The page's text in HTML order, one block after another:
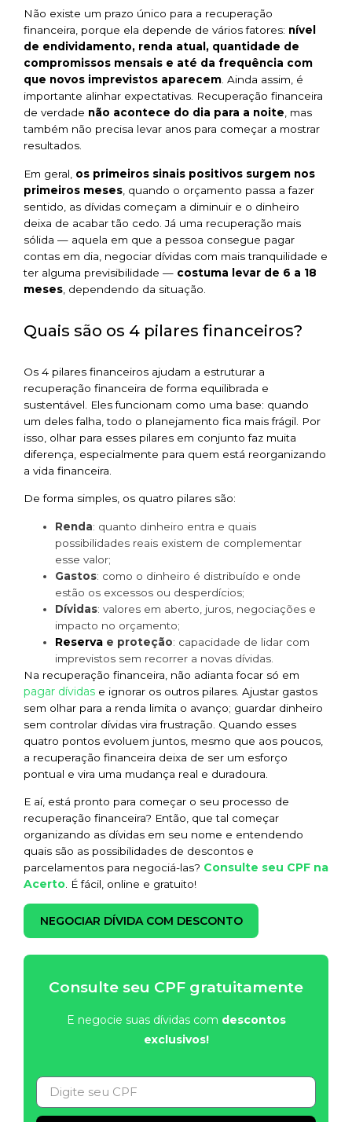
Não existe um prazo único para a recuperação
financeira, porque ela depende de vários fatores: nível
de endividamento, renda atual, quantidade de
compromissos mensais e até da frequência com
que novos imprevistos aparecem. Ainda assim, é
importante alinhar expectativas. Recuperação financeira
de verdade não acontece do dia para a noite, mas
também não precisa levar anos para começar a mostrar
resultados.
Em geral, os primeiros sinais positivos surgem nos
primeiros meses , quando o orçamento passa a fazer
sentido, as dívidas começam a diminuir e o dinheiro
deixa de acabar tão cedo. Já uma recuperação mais
sólida — aquela em que a pessoa consegue pagar
contas em dia, negociar dívidas com mais tranquilidade e
ter alguma previsibilidade — costuma levar de 6 a 18
meses , dependendo da situação.
Quais são os 4 pilares financeiros?
Os 4 pilares financeiros ajudam a estruturar a
recuperação financeira de forma equilibrada e
sustentável. Eles funcionam como uma base: quando
um deles falha, todo o planejamento fica mais frágil. Por
isso, olhar para esses pilares em conjunto faz muita
diferença, especialmente para quem está reorganizando
a vida financeira.
De forma simples, os quatro pilares são:
Renda: quanto dinheiro entra e quais
possibilidades reais existem de complementar
esse valor;
Gastos: como o dinheiro é distribuído e onde
estão os excessos ou desperdícios;
Dívidas: valores em aberto, juros, negociações e
impacto no orçamento;
Reserva e proteção: capacidade de lidar com
imprevistos sem recorrer a novas dívidas.
Na recuperação financeira, não adianta focar só em
pagar dívidas e ignorar os outros pilares. Ajustar gastos
sem olhar para a renda limita o avanço; guardar dinheiro
sem controlar dívidas vira frustração. Quando esses
quatro pontos evoluem juntos, mesmo que aos poucos,
a recuperação financeira deixa de ser um esforço
pontual e vira uma mudança real e duradoura.
E aí, está pronto para começar o seu processo de
recuperação financeira? Então, que tal começar
organizando as dívidas em seu nome e entendendo
quais são as possibilidades de descontos e
parcelamentos para negociá-las? Consulte seu CPF na
Acerto . É fácil, online e gratuito!
NEGOCIAR DÍVIDA COM DESCONTO
Consulte seu CPF gratuitamente
E negocie suas dívidas com descontos
exclusivos!